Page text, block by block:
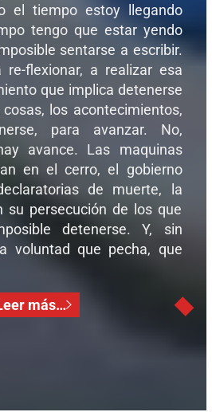
el tiempo estoy llegando
tengo que estar yendo
sentarse a escribir.
re-flexionar, a realizar esa
que implica detenerse
los acontecimientos,
para avanzar. No,
avance. Las maquinas
en el cerro, el gobierno
de muerte, la
su persecución de los que
detenerse. Y, sin
voluntad que pecha, que
más…